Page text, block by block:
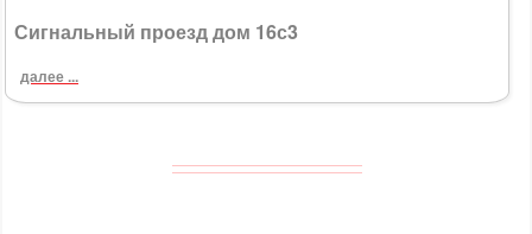
Сигнальный проезд дом 16с3
далее ...